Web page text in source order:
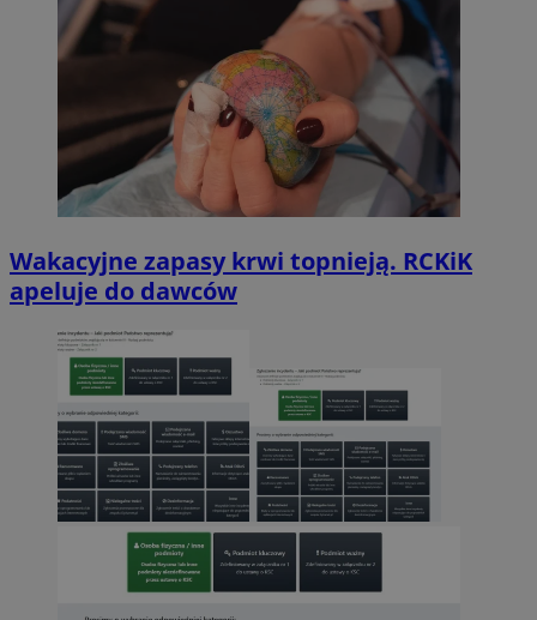
Wakacyjne zapasy krwi topnieją. RCKiK
apeluje do dawców